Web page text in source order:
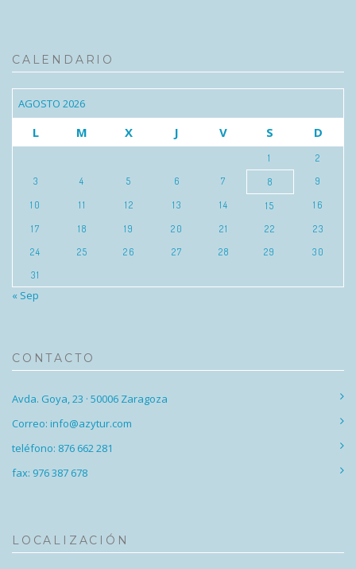
CALENDARIO
AGOSTO 2026
L M X J V S D
1
2
3
4 5 6 7 8
9
10
11 12 13 14 15
16
17
18 19 20 21 22
23
24
25 26 27 28 29
30
31
« Sep
CONTACTO
Avda. Goya, 23 · 50006 Zaragoza
Correo: info@azytur.com
teléfono: 876 662 281
fax: 976 387 678
LOCALIZACIÓN